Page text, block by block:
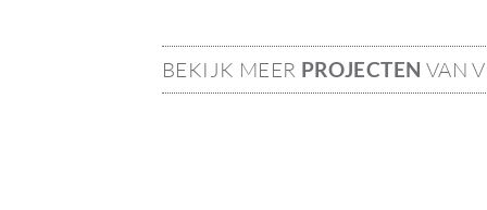
BEKIJK MEER PROJECTEN VAN